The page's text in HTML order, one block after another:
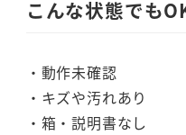
こんな状態でも
・動作未確認
・キズや汚れあり
・箱・説明書なし